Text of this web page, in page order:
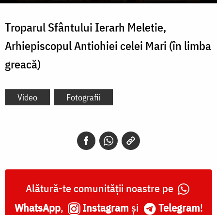
Troparul Sfântului Ierarh Meletie,
Arhiepiscopul Antiohiei celei Mari (în limba
greacă)
Video Fotografii
Alătură-te comunității noastre pe
WhatsApp, Instagram și Telegram!